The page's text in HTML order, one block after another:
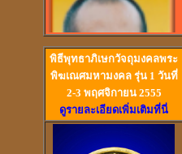
วัดสวนหงส์ สุพรรณบุรี
พิธีพุทธาภิเษกวัจถุมงคลพระ
พิฆเณศมหามงคล รุ่น 1 วันที่
2-3 พฤศจิกายน 2555
ดูรายละเอียดเพิ่มเติมที่นี่